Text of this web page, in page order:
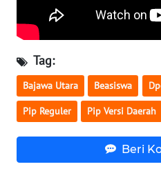
Tag:
Bajawa Utara Beasiswa
Pip Reguler Pip Versi Daerah
Beri
PAPUA
BARAT
WN
RIAU
WN